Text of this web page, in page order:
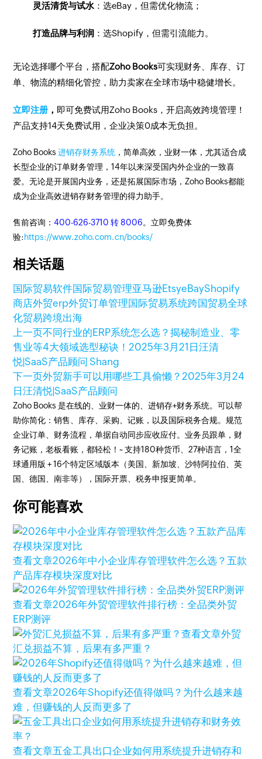
灵活清货与试水 ：选eBay，但需优化物流；
打造品牌与利润 ：选Shopify，但需引流能力。
无论选择哪个平台，搭配Zoho Books可实现财务、库存、订
单、物流的精细化管控，助力卖家在全球市场中稳健增长。
立即注册 ， 即可免费试用Zoho Books，开启高效跨境管理！
产品支持14天免费试用，企业决策0成本无负担。
Zoho Books进销存财务系统 ，简单高效，业财一体，尤其适合成
长型企业的订单财务管理，14年以来深受国内外企业的一致喜
爱。无论是开展国内业务，还是拓展国际市场，Zoho Books都能
成为企业高效进销存财务管理的得力助手。
售前咨询：400-626-3710 转 8006。立即免费体
验:https://www.zoho.com.cn/books/
相关话题
国际贸易软件国际贸易管理亚马逊EtsyeBayShopify
商店外贸erp外贸订单管理国际贸易系统跨国贸易全球
化贸易跨境出海
上一页不同行业的ERP系统怎么选？揭秘制造业、零
售业等4大领域选型秘诀！2025年3月21日汪清
悦|SaaS产品顾问 Shang
下一页外贸新手可以用哪些工具偷懒？2025年3月24
日汪清悦|SaaS产品顾问
Zoho Books 是在线的、业财一体的、进销存+财务系统。可以帮
助你简化：销售、库存、采购、记账，以及国际税务合规。规范
企业订单、财务流程，单据自动同步应收应付。业务员跟单，财
务记账，老板看账，都轻松！~ 支持180种货币、27种语言，1全
球通用版 + 16个特定区域版本（美国、新加坡、沙特阿拉伯、英
国、德国、南非等），国际开票、税务申报更简单。
你可能喜欢
查看文章2026年中小企业库存管理软件怎么选？五款
产品库存模块深度对比
查看文章2026年外贸管理软件排行榜：全品类外贸
ERP测评
查看文章外贸
汇兑损益不算，后果有多严重？
查看文章2026年Shopify还值得做吗？为什么越来越
难，但赚钱的人反而更多了
查看文章五金工具出口企业如何用系统提升进销存和